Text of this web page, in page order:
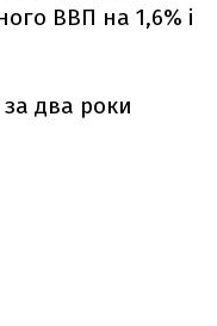
ВВП на 1,6% і
два роки